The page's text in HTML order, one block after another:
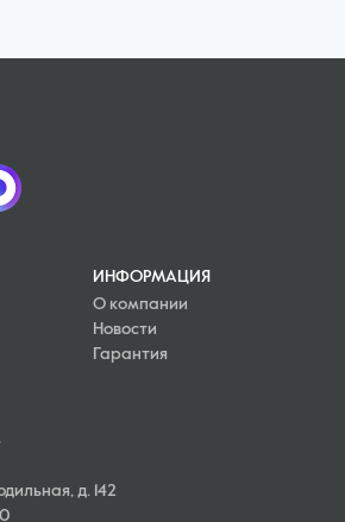
ИНФОРМАЦИЯ
О компании
Новости
Гарантия
д. 142